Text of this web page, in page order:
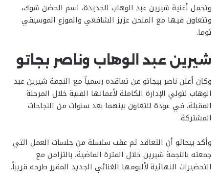
وتحمل أغنية شيرين عبد الوهاب الجديدة، اسم الحضن شوك،
وتتعاون فيها مع الملحن عزيز الشافعي والموزع الموسيقي
توما.
شيرين عبد الوهاب وناصر بجاتو
وكان أعلن ناصر بيجاتو عن تعاقده رسمياً مع النجمة شيرين عبد
الوهاب لتولي الإدارة الكاملة لأعمالها الفنية خلال المرحلة
المقبلة، في عودة للتعاون بينهما بعد سنوات من النجاحات
المشتركة.
وأكد بيجاتو أن التعاقد تم عقب سلسلة من جلسات العمل التي
جمعته بالنجمة شيرين خلال الفترة الماضية، بالتزامن مع
التحضيرات النهائية لألبومها الغنائي الجديد المقرر طرحه قريباً.